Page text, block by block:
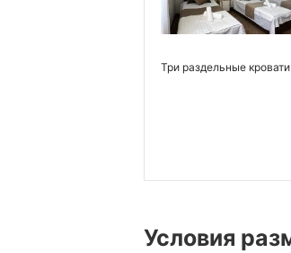
Три раздельные кровати
Условия